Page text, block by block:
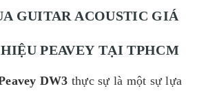
GUITAR ACOUSTIC GIÁ
PEAVEY TẠI TPHCM
DW3 thực sự là một sự lựa